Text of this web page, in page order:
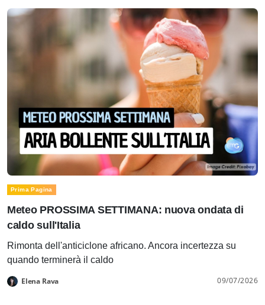
Prima Pagina
Meteo PROSSIMA SETTIMANA: nuova ondata di
caldo sull'Italia
Rimonta dell'anticiclone africano. Ancora incertezza su
quando terminerà il caldo
Elena Rava 09/07/2026